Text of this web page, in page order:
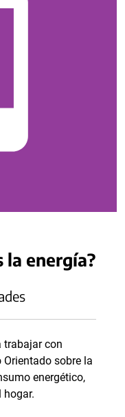
la energía?
trabajar con
sobre la
energético,
hogar.